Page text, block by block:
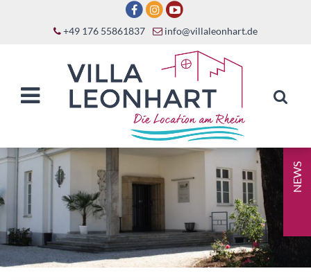
+49 176 55861837 info@villaleonhart.de
NEWS